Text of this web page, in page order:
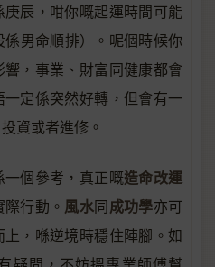
庚辰，咁你嘅起運時間可能
男命順排）。呢個時候你
，事業、財富同健康都會
一定係突然好轉，但會有一
資或者進修。
一個參考，真正嘅造命改運
際行動。 風水同成功學亦可
，喺逆境時穩住陣腳。如